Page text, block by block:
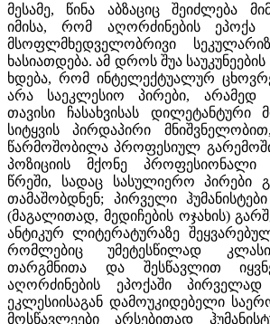
მესამე, წინა აბზაციც შეიძლება
იმისა, რომ აღორძინების ეპოქა
მსოფლმხედველობრივი
ხასიათდება. ამ დროს შუა
ხდება, რომ ინტელექტუალურ
არა საეკლესიო პირები, არამედ
თავისი ჩასახვისას დილეტანტური
სიტყვის პირდაპირი
წარმოშობილა პროფესიულ
პოზიციის მქონე პროფესიონალი
წრეში, სადაც სასულიერო პირები
თამაშობდნენ; პირველი ჰუმანისტები
(მაგალითად, მედიჩების ოჯახის)
ანტიკურ ლიტერატურაზე
რომლებიც უმეტესწილად
თარგმნითა და შესწავლით
აღორძინების ეპოქაში პირველად
ეკლესიისაგან დამოუკიდებელი
მოსწავლეები არსებითად